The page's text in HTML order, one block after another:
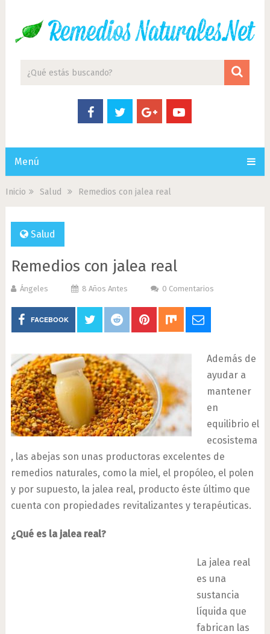
Menú
Inicio Salud Remedios con jalea real
Salud
Remedios con jalea real
Ángeles 8 Años Antes 0 Comentarios
FACEBOOK
Además de
ayudar a
mantener
en
equilibrio el
ecosistema
, las abejas son unas productoras excelentes de
remedios naturales, como la miel, el propóleo, el polen
y por supuesto, la jalea real, producto éste último que
cuenta con propiedades revitalizantes y terapéuticas.
¿Qué es la jalea real?
La jalea real
es una
sustancia
líquida que
fabrican las